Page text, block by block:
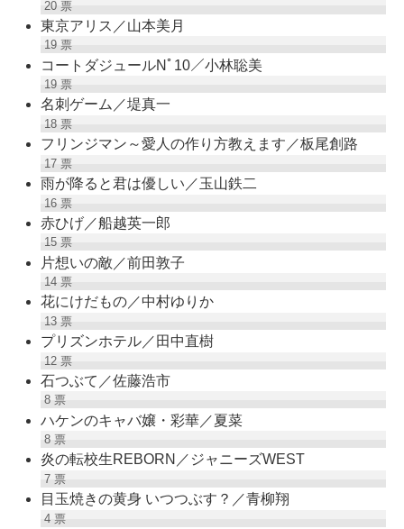
20票
東京アリス／山本美月
19票
コートダジュールNﾟ10／小林聡美
19票
名刺ゲーム／堤真一
18票
フリンジマン～愛人の作り方教えます／板尾創路
17票
雨が降ると君は優しい／玉山鉄二
16票
赤ひげ／船越英一郎
15票
片想いの敵／前田敦子
14票
花にけだもの／中村ゆりか
13票
プリズンホテル／田中直樹
12票
石つぶて／佐藤浩市
8票
ハケンのキャバ嬢・彩華／夏菜
8票
炎の転校生REBORN／ジャニーズWEST
7票
目玉焼きの黄身 いつつぶす？／青柳翔
4票